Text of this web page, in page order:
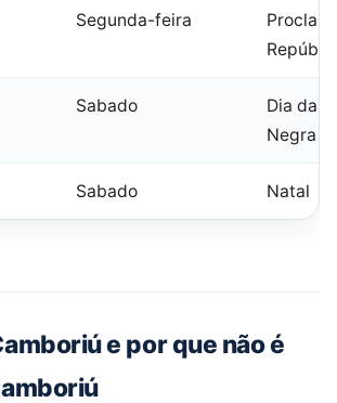
Segunda-feira
Sabado
Dia da
Negra
Sabado Natal
e por que não é